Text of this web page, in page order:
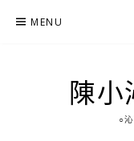
MENU
陳小
○